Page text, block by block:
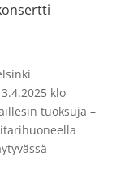
klo
tuoksuja –